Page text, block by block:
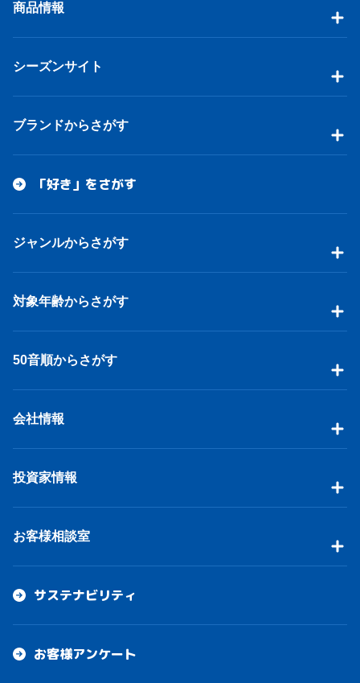
商品情報
シーズンサイト
ブランドからさがす
「好き」をさがす
ジャンルからさがす
対象年齢からさがす
50音順からさがす
会社情報
投資家情報
お客様相談室
サステナビリティ
お客様アンケート